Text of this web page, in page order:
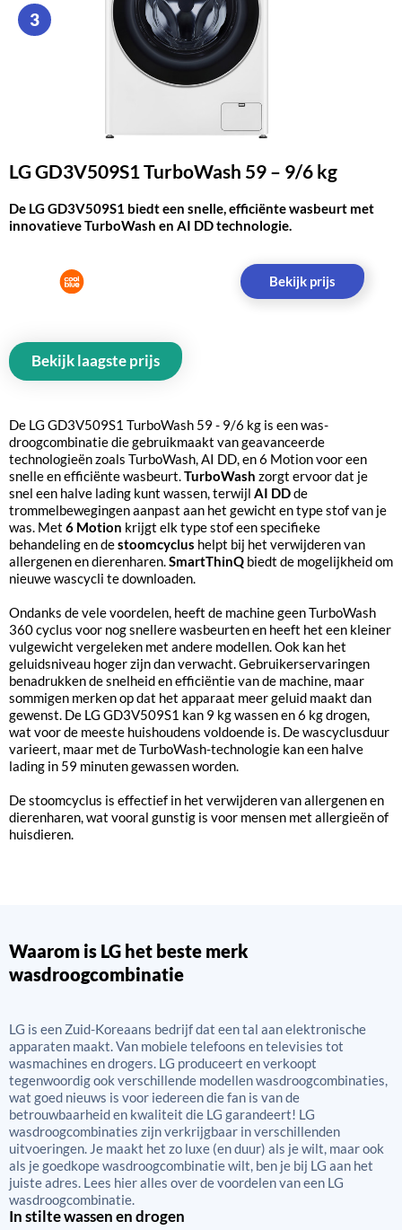
3
LG GD3V509S1 TurboWash 59 – 9/6 kg
De LG GD3V509S1 biedt een snelle, efficiënte wasbeurt met
innovatieve TurboWash en AI DD technologie.
Bekijk prijs
Bekijk laagste prijs
De LG GD3V509S1 TurboWash 59 - 9/6 kg is een was-
droogcombinatie die gebruikmaakt van geavanceerde
technologieën zoals TurboWash, AI DD, en 6 Motion voor een
snelle en efficiënte wasbeurt.TurboWash zorgt ervoor dat je
snel een halve lading kunt wassen, terwijl AI DDde
trommelbewegingen aanpast aan het gewicht en type stof van je
was. Met 6 Motion krijgt elk type stof een specifieke
behandeling en destoomcyclus helpt bij het verwijderen van
allergenen en dierenharen.SmartThinQ biedt de mogelijkheid om
nieuwe wascycli te downloaden.
Ondanks de vele voordelen, heeft de machine geen TurboWash
360 cyclus voor nog snellere wasbeurten en heeft het een kleiner
vulgewicht vergeleken met andere modellen. Ook kan het
geluidsniveau hoger zijn dan verwacht. Gebruikerservaringen
benadrukken de snelheid en efficiëntie van de machine, maar
sommigen merken op dat het apparaat meer geluid maakt dan
gewenst. De LG GD3V509S1 kan 9 kg wassen en 6 kg drogen,
wat voor de meeste huishoudens voldoende is. De wascyclusduur
varieert, maar met de TurboWash-technologie kan een halve
lading in 59 minuten gewassen worden.
De stoomcyclus is effectief in het verwijderen van allergenen en
dierenharen, wat vooral gunstig is voor mensen met allergieën of
huisdieren.
Waarom is LG het beste merk
wasdroogcombinatie
LG is een Zuid-Koreaans bedrijf dat een tal aan elektronische
apparaten maakt. Van mobiele telefoons en televisies tot
wasmachines en drogers. LG produceert en verkoopt
tegenwoordig ook verschillende modellen wasdroogcombinaties,
wat goed nieuws is voor iedereen die fan is van de
betrouwbaarheid en kwaliteit die LG garandeert! LG
wasdroogcombinaties zijn verkrijgbaar in verschillenden
uitvoeringen. Je maakt het zo luxe (en duur) als je wilt, maar ook
als je goedkope wasdroogcombinatie wilt, ben je bij LG aan het
juiste adres. Lees hier alles over de voordelen van een LG
wasdroogcombinatie.
In stilte wassen en drogen